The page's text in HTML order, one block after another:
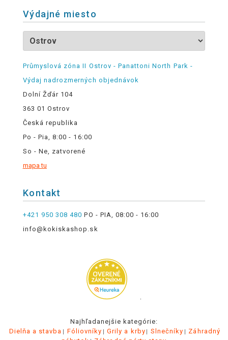
Výdajné miesto
Průmyslová zóna II Ostrov - Panattoni North Park -
Výdaj nadrozmerných objednávok
Dolní Žďár 104
363 01 Ostrov
Česká republika
Po - Pia, 8:00 - 16:00
So - Ne, zatvorené
mapa tu
Kontakt
+421 950 308 480 PO - PIA, 08:00 - 16:00
info@kokiskashop.sk
.
Najhľadanejšie kategórie:
Dielňa a stavba
Fóliovníky Grily a krby Slnečníky
Záhradný